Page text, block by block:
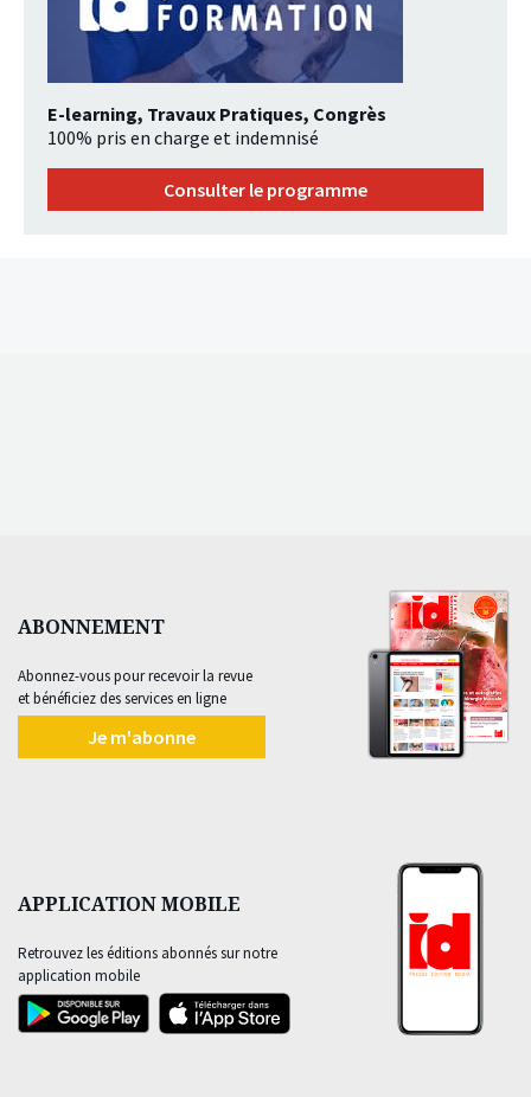
E-learning, Travaux Pratiques, Congrès
100% pris en charge et indemnisé
Consulter le programme
ABONNEMENT
Abonnez-vous pour recevoir la revue
et bénéficiez des services en ligne
Je m'abonne
APPLICATION MOBILE
Retrouvez les éditions abonnés sur notre
application mobile